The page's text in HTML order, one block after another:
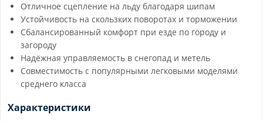
Отличное сцепление на льду благодаря шипам
Устойчивость на скользких поворотах и торможении
Сбалансированный комфорт при езде по городу и
загороду
Надёжная управляемость в снегопад и метель
Совместимость с популярными легковыми моделями
среднего класса
Характеристики